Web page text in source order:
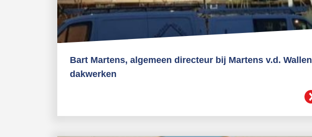
Bart Martens, algemeen directeur bij Martens v.d. Wallen
dakwerken